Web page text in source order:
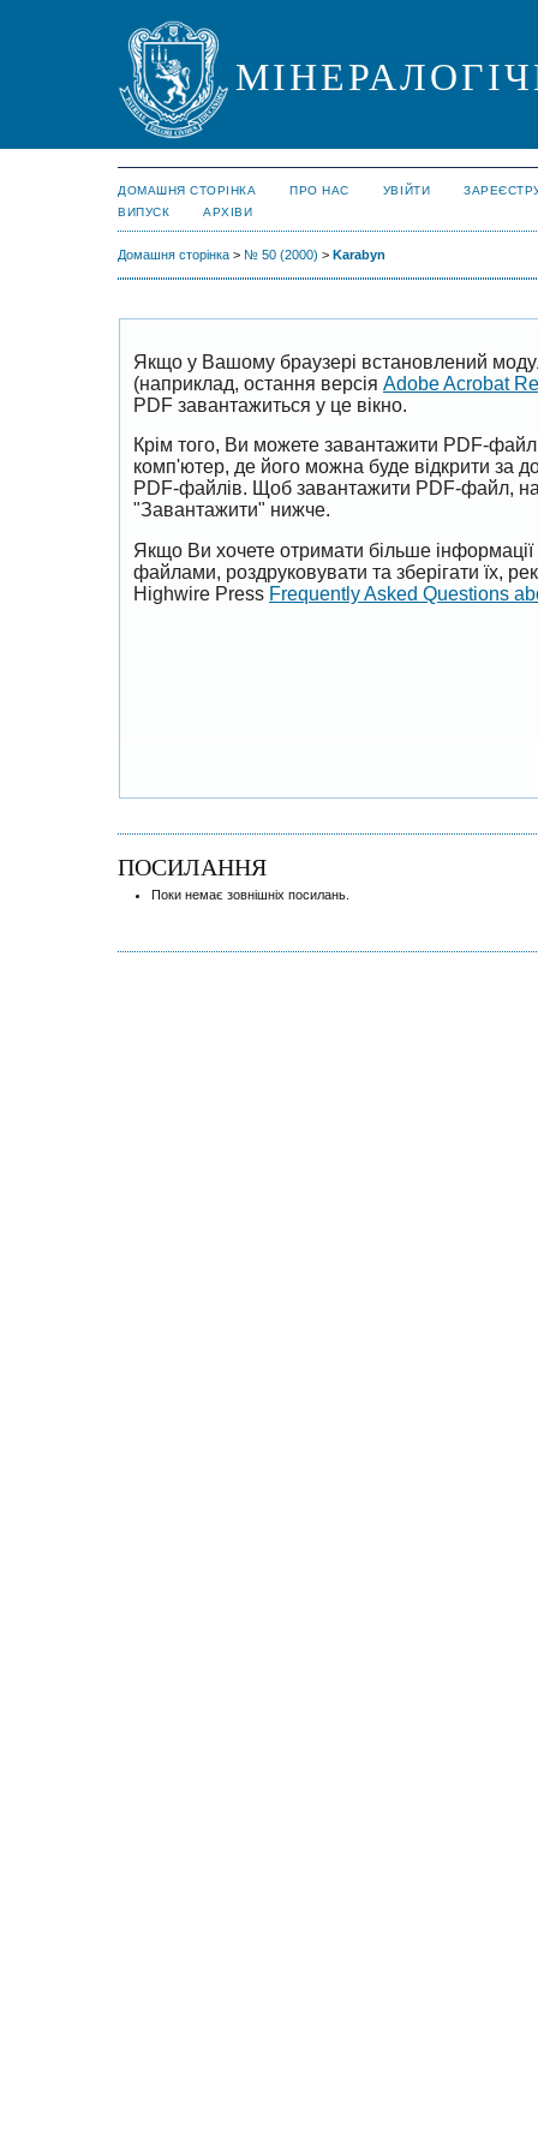
ДОМАШНЯ СТОРІНКА ПРО НАС УВІЙТИ
ВИПУСК
АРХІВИ
Домашня сторінка > № 50 (2000) > Karabyn
Якщо у Вашому браузері встановлений
(наприклад, остання версія Adobe Acrobat
PDF завантажиться у це вікно.
Крім того, Ви можете завантажити PDF-
комп'ютер, де його можна буде відкрити за
PDF-файлів. Щоб завантажити PDF-файл,
"Завантажити" нижче.
Якщо Ви хочете отримати більше
файлами, роздруковувати та зберігати їх,
Highwire Press Frequently Asked Questions
ПОСИЛАННЯ
Поки немає зовнішніх посилань.